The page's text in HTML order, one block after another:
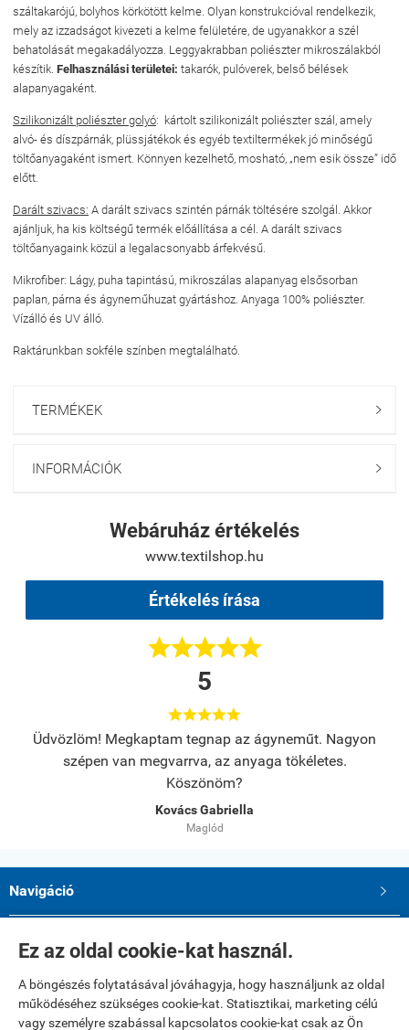
Ez az oldal cookie-kat használ.
A böngészés folytatásával jóváhagyja, hogy használjunk az oldal
működéséhez szükséges cookie-kat. Statisztikai, marketing célú
vagy személyre szabással kapcsolatos cookie-kat csak az Ön
száltakarójú, bolyhos körkötött kelme. Olyan konstrukcióval rendelkezik,
mely az izzadságot kivezeti a kelme felületére, de ugyanakkor a szél
behatolását megakadályozza. Leggyakrabban poliészter mikroszálakból
készítik. Felhasználási területei: takarók, pulóverek, belső bélések
alapanyagaként.
Szilikonizált poliészter golyó: kártolt szilikonizált poliészter szál, amely
alvó- és díszpárnák, plüssjátékok és egyéb textiltermékek jó minőségű
töltőanyagaként ismert. Könnyen kezelhető, mosható, „nem esik össze” idő
előtt.
Darált szivacs: A darált szivacs szintén párnák töltésére szolgál. Akkor
ajánljuk, ha kis költségű termék előállítása a cél. A darált szivacs
töltőanyagaink közül a legalacsonyabb árfekvésű.
Mikrofiber: Lágy, puha tapintású, mikroszálas alapanyag elsősorban
paplan, párna és ágyneműhuzat gyártáshoz. Anyaga 100% poliészter.
Vízálló és UV álló.
Raktárunkban sokféle színben megtalálható.
TERMÉKEK 
INFORMÁCIÓK 
Webáruház értékelés
www.textilshop.hu
Értékelés írása

5
Nagyon
Az anyag minüsége jó és fizetési felrétel
Erdész Ivanne. Dr
Navigáció 
Saját fiók
Elérhetőségek
Paku Andrea ev.
2234 Maglód, Dózsa György utca 39